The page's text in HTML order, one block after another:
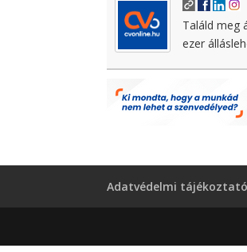
Találd meg
ezer
Adatvédelmi tájékoztató